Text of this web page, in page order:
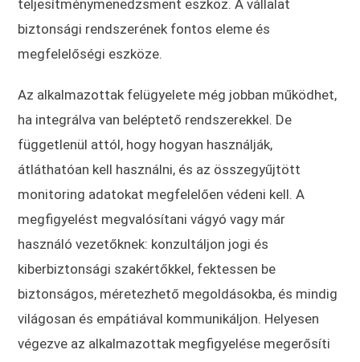
teljesítménymenedzsment eszköz. A vállalat
biztonsági rendszerének fontos eleme és
megfelelőségi eszköze.
Az alkalmazottak felügyelete még jobban működhet,
ha integrálva van beléptető rendszerekkel. De
függetlenül attól, hogy hogyan használják,
átláthatóan kell használni, és az összegyűjtött
monitoring adatokat megfelelően védeni kell. A
megfigyelést megvalósítani vágyó vagy már
használó vezetőknek: konzultáljon jogi és
kiberbiztonsági szakértőkkel, fektessen be
biztonságos, méretezhető megoldásokba, és mindig
világosan és empátiával kommunikáljon. Helyesen
végezve az alkalmazottak megfigyelése megerősíti